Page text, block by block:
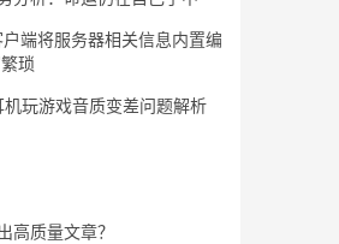
== '__main__':
端将服务器相关信息内置编
琐
机玩游戏音质变差问题解析
高质量文章？